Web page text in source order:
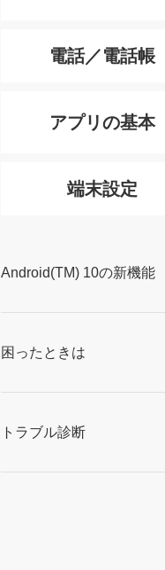
電話／電話帳
アプリの基本
端末設定
Android(TM) 10の新機能
困ったときは
トラブル診断